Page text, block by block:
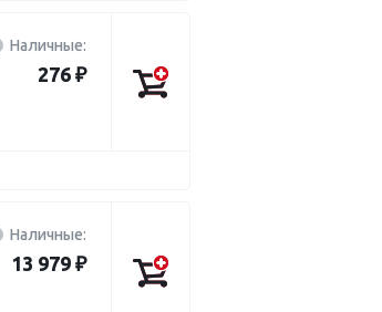
Наличные:
276 ₽
Наличные:
13 979 ₽